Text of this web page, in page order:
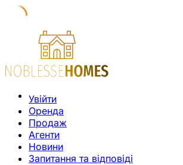
Увійти
Оренда
Продаж
Агенти
Новини
Запитання та відповіді